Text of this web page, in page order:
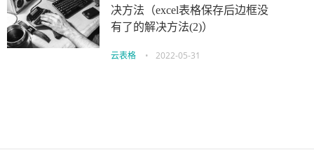
决方法（excel表格保存后边框没
有了的解决方法(2)）
云表格 • 2022-05-31